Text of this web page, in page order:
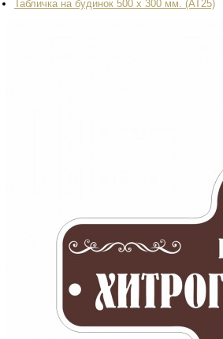
Табличка на будинок 500 х 300 мм. (AT25)